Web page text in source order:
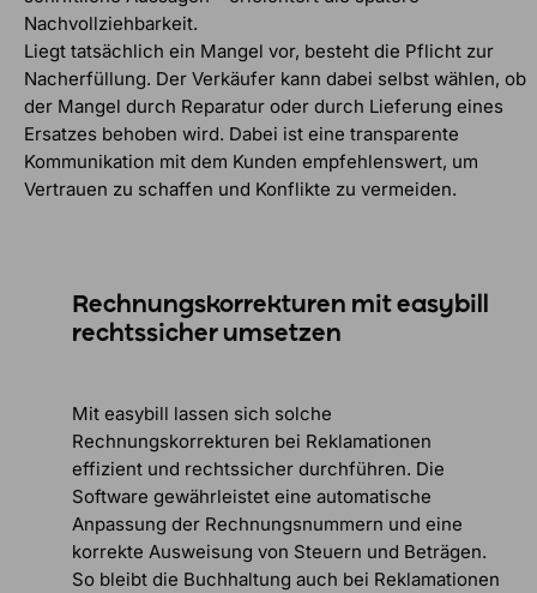
Nachvollziehbarkeit.
Liegt tatsächlich ein Mangel vor, besteht die Pflicht zur
Nacherfüllung. Der Verkäufer kann dabei selbst wählen, ob
der Mangel durch Reparatur oder durch Lieferung eines
Ersatzes behoben wird. Dabei ist eine transparente
Kommunikation mit dem Kunden empfehlenswert, um
Vertrauen zu schaffen und Konflikte zu vermeiden.
Rechnungskorrekturen mit easybill
rechtssicher umsetzen
Mit easybill lassen sich solche
Rechnungskorrekturen bei Reklamationen
effizient und rechtssicher durchführen. Die
Software gewährleistet eine automatische
Anpassung der Rechnungsnummern und eine
korrekte Ausweisung von Steuern und Beträgen.
So bleibt die Buchhaltung auch bei Reklamationen